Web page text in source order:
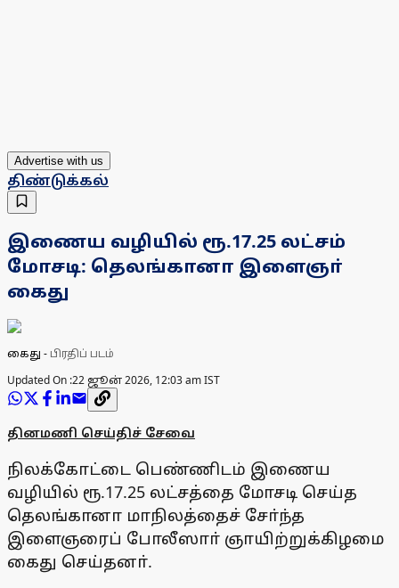
Advertise with us
திண்டுக்கல்
இணைய வழியில் ரூ.17.25 லட்சம்
மோசடி: தெலங்கானா இளைஞா்
கைது
கைது - பிரதிப் படம்
Updated On :22 ஜூன் 2026, 12:03 am IST
தினமணி செய்திச் சேவை
நிலக்கோட்டை பெண்ணிடம் இணைய
வழியில் ரூ.17.25 லட்சத்தை மோசடி செய்த
தெலங்கானா மாநிலத்தைச் சோ்ந்த
இளைஞரைப் போலீஸாா் ஞாயிற்றுக்கிழமை
கைது செய்தனா்.